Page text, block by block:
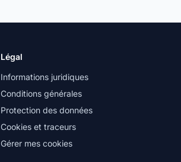
Légal
Informations juridiques
Conditions générales
Protection des données
Cookies et traceurs
Gérer mes cookies